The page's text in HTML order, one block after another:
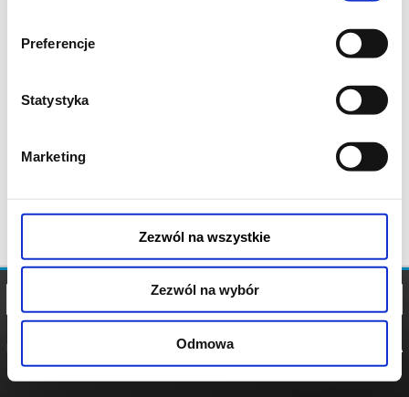
Preferencje
Statystyka
Marketing
Zezwól na wszystkie
Zezwól na wybór
Odmowa
POLITYKA
POLITYKA